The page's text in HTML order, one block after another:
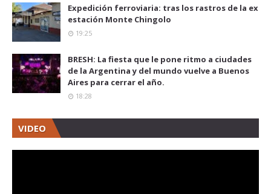
Expedición ferroviaria: tras los rastros de la ex
estación Monte Chingolo
19:25
BRESH: La fiesta que le pone ritmo a ciudades
de la Argentina y del mundo vuelve a Buenos
Aires para cerrar el año.
18:28
VIDEO